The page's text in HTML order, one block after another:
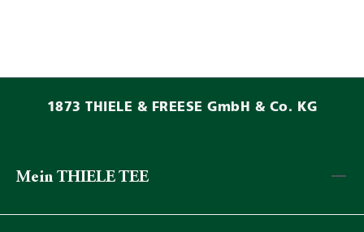
1873 THIELE & FREESE GmbH & Co. KG
Mein THIELE TEE